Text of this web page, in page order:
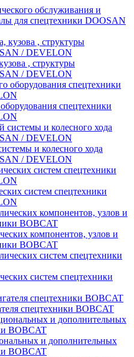
обслуживания и
для спецтехники DOOSAN
, структуры
/ DEVELON
спецтехники
и колесного хода
/ DEVELON
систем спецтехники
компонентов, узлов и
BOBCAT
систем спецтехники
спецтехники BOBCAT
и дополнительных
BOBCAT